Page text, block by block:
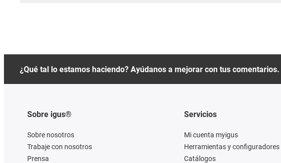
¿Qué tal lo estamos haciendo? Ayúdanos a mejorar con tus comentarios.
Sobre igus®
Sobre nosotros
Trabaje con nosotros
Prensa
Servicios
Mi cuenta myigus
Herramientas y configuradores
Catálogos